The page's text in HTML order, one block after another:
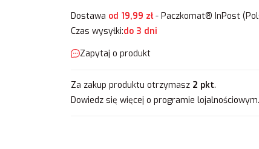
Dostawa od 19,99 zł- Paczkomat® InPost
Czas wysyłki:do 3 dni
Zapytaj o produkt
Za zakup produktu otrzymasz 2 pkt.
Dowiedz sięwięcej o programie lojalnościowym.